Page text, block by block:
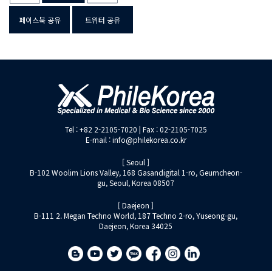
페이스북 공유 트위터 공유
Tel : +82 2-2105-7020 | Fax : 02-2105-7025
E-mail : info@philekorea.co.kr
[ Seoul ]
B-102 Woolim Lions Valley, 168 Gasandigital 1-ro, Geumcheon-
gu, Seoul, Korea 08507
[ Daejeon ]
B-111 2. Megan Techno World, 187 Techno 2-ro, Yuseong-gu,
Daejeon, Korea 34025